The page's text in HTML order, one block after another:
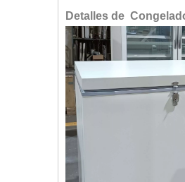
Detalles de